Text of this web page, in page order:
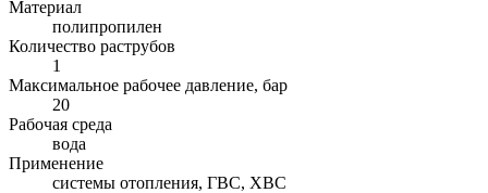
Материал
полипропилен
Количество раструбов
1
Максимальное рабочее давление, бар
20
Рабочая среда
вода
Применение
системы отопления, ГВС, ХВС